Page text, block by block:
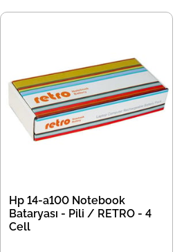
Hp 14-a100 Notebook
Bataryası - Pili / RETRO - 4
Cell